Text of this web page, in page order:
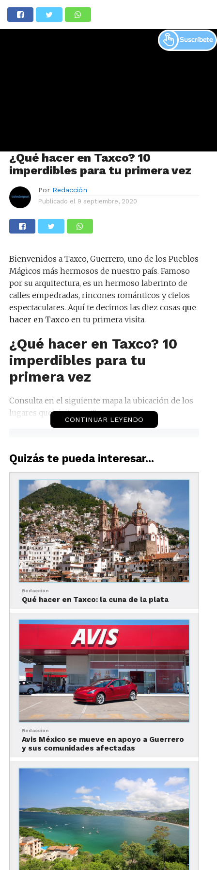
¿Qué hacer en Taxco? 10
imperdibles para tu primera vez
Por Redacción
Publicado el 9 septiembre, 2020
Bienvenidos a Taxco, Guerrero, uno de los Pueblos
Mágicos más hermosos de nuestro país. Famoso
por su arquitectura, es un hermoso laberinto de
calles empedradas, rincones románticos y cielos
espectaculares. Aquí te decimos las diez cosas que
hacer en Taxco en tu primera visita.
¿Qué hacer en Taxco? 10
imperdibles para tu
primera vez
Consulta en el siguiente mapa la ubicación de los
lugares que visitar en Taxco.
1. Templo de Santa Prisca
Las mejores cosas que hacer en Taxco
¿Por qué visitarlo?El símbolo de la ciudad, es una
majestuosa iglesia de cantera rosa de estilo
barroco dedicada a los santos patrones de la
ciudad: Santa Prisca y San Sebastián. Fue creada
CONTINUAR LEYENDO
Quizás te pueda interesar...
Redacción
Qué hacer en Taxco: la cuna de la plata
Redacción
Avis México se mueve en apoyo a Guerrero
y sus comunidades afectadas